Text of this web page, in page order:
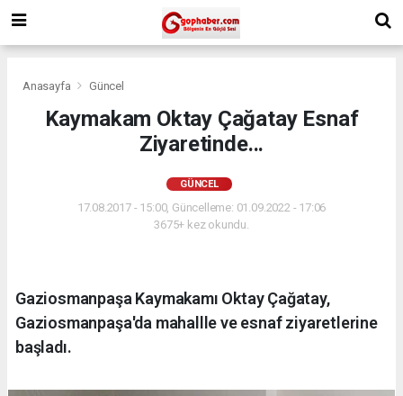
Anasayfa Güncel
Kaymakam Oktay Çağatay Esnaf
Ziyaretinde...
GÜNCEL
17.08.2017 - 15:00, Güncelleme: 01.09.2022 - 17:06
3675+ kez okundu.
Gaziosmanpaşa Kaymakamı Oktay Çağatay,
Gaziosmanpaşa'da mahallle ve esnaf ziyaretlerine
başladı.